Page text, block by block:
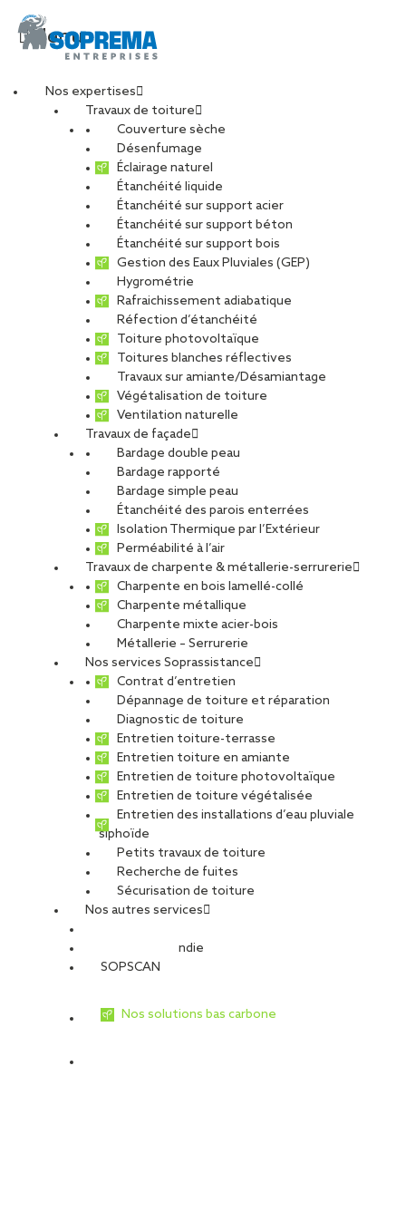
Menu
Nos expertises
Travaux de toiture
Couverture sèche
Désenfumage
Éclairage naturel
Étanchéité liquide
Étanchéité sur support acier
Étanchéité sur support béton
Étanchéité sur support bois
Gestion des Eaux Pluviales (GEP)
Hygrométrie
Rafraichissement adiabatique
Réfection d’étanchéité
Toiture photovoltaïque
Toitures blanches réflectives
Travaux sur amiante/Désamiantage
Végétalisation de toiture
Ventilation naturelle
Travaux de façade
Bardage double peau
Bardage rapporté
Bardage simple peau
Étanchéité des parois enterrées
Isolation Thermique par l’Extérieur
Perméabilité à l’air
Travaux de charpente & métallerie-serrurerie
Charpente en bois lamellé-collé
Charpente métallique
Charpente mixte acier-bois
Métallerie – Serrurerie
Nos services Soprassistance
Contrat d’entretien
Dépannage de toiture et réparation
Diagnostic de toiture
Entretien toiture-terrasse
Entretien toiture en amiante
Entretien de toiture photovoltaïque
Entretien de toiture végétalisée
Entretien des installations d’eau pluviale
siphoïde
Petits travaux de toiture
Recherche de fuites
Sécurisation de toiture
Nos autres services
Sécurité Incendie
SOPSCAN
Nos solutions bas carbone
super-u-montpellier4
PARTAGER